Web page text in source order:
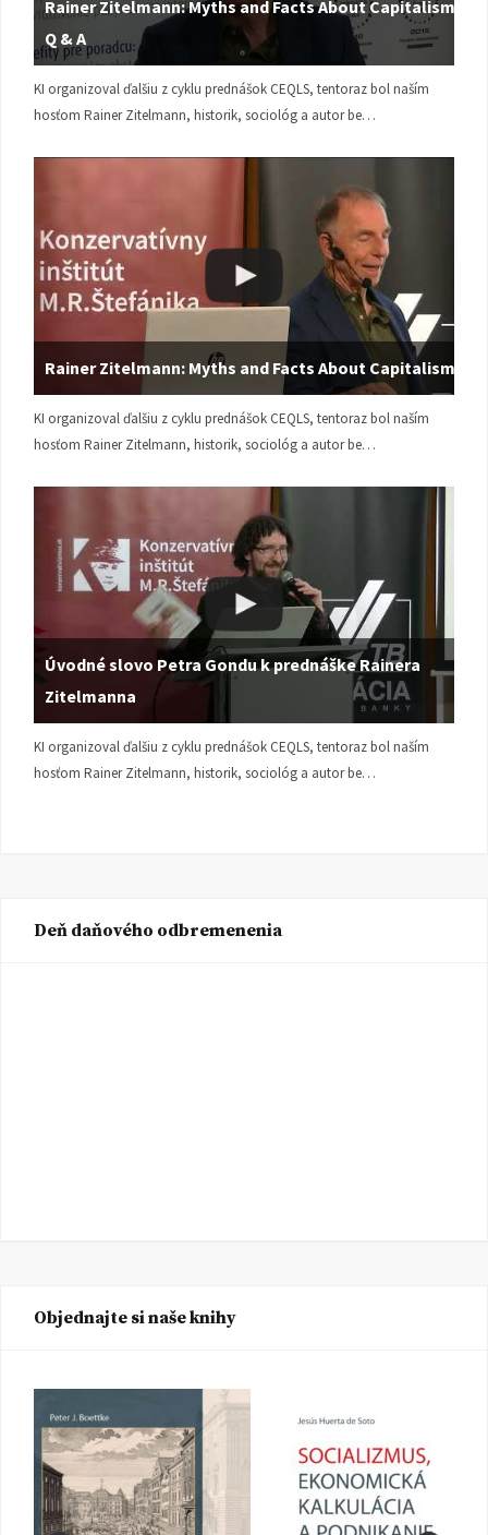
Rainer Zitelmann: Myths and Facts About Capitalism |
Q & A
KI organizoval ďalšiu z cyklu prednášok CEQLS, tentoraz bol naším
hosťom Rainer Zitelmann, historik, sociológ a autor be…
Rainer Zitelmann: Myths and Facts About Capitalism
KI organizoval ďalšiu z cyklu prednášok CEQLS, tentoraz bol naším
hosťom Rainer Zitelmann, historik, sociológ a autor be…
Úvodné slovo Petra Gondu k prednáške Rainera
Zitelmanna
KI organizoval ďalšiu z cyklu prednášok CEQLS, tentoraz bol naším
hosťom Rainer Zitelmann, historik, sociológ a autor be…
Deň daňového odbremenenia
Objednajte si naše knihy